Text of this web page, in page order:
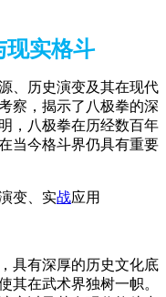
现实格斗
、历史演变及其在现代
察，揭示了八极拳的深
，八极拳在历经数百年
当今格斗界仍具有重要
变、实战应用
具有深厚的历史文化底
其在武术界独树一帜。